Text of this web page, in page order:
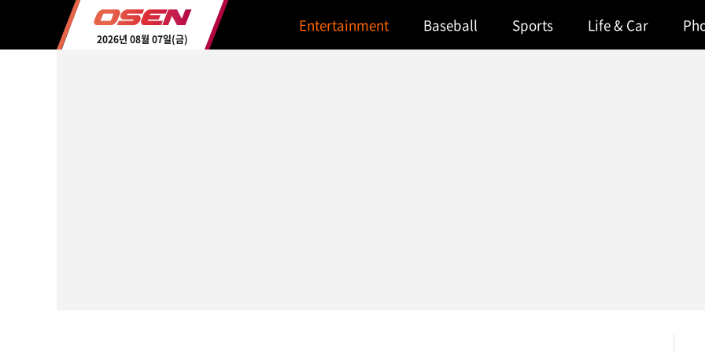
2026년 08월 07일(금)
Entertainment Baseball Sports Life & Car